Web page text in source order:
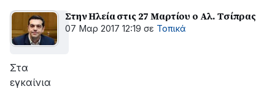
Στην Ηλεία στις 27 Μαρτίου ο Aλ. Τσίπρας
07 Μαρ 2017 12:19 σε Τοπικά
Στα
εγκαίνια